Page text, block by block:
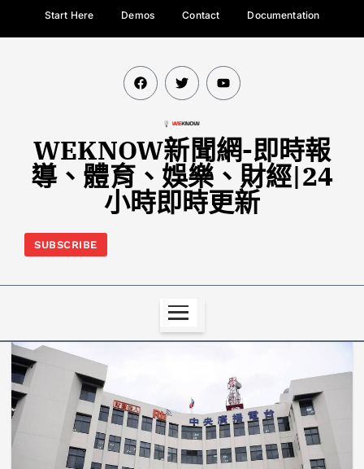
Start Here Demos Contact Documentation
WEKNOW新聞網-即時報
導、體育、娛樂、財經|24
小時即時更新
SUBSCRIBE